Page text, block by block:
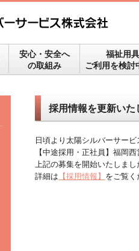
安心・安全へ
の取組み
福祉用
ご利用を検討
採用情報を更新いた
日頃より太陽シルバーサー
【中途採用・正社員】福岡西
上記の募集を開始いたしまし
詳細は 【採用情報】 をご覧く